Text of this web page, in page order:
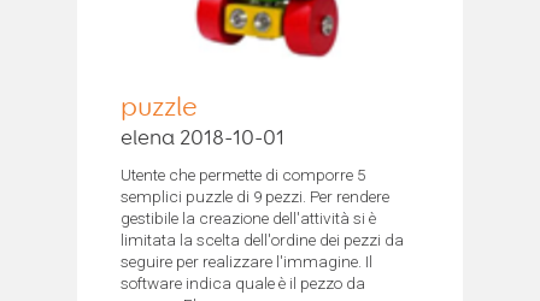
puzzle
elena 2018-10-01
Utente che permette di comporre 5
semplici puzzle di 9 pezzi. Per rendere
gestibile la creazione dell'attività si è
limitata la scelta dell'ordine dei pezzi da
seguire per realizzare l'immagine. Il
software indica quale è il pezzo da